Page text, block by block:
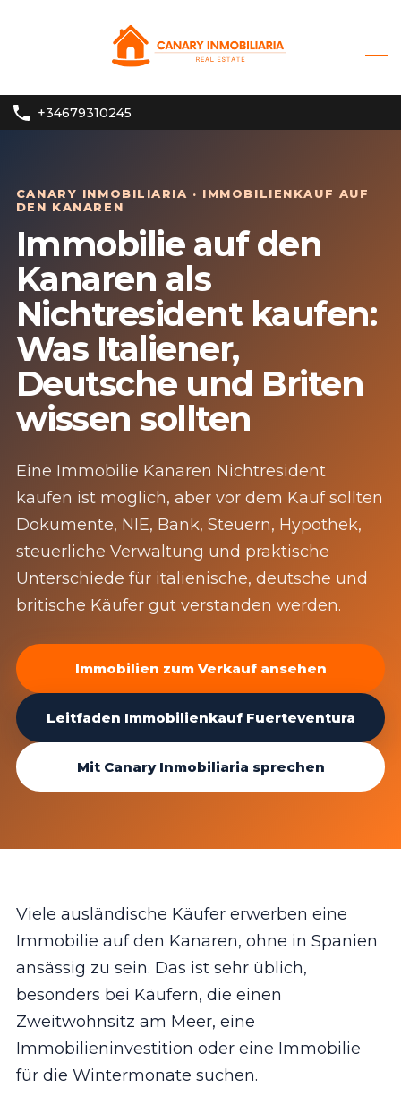
+34679310245
CANARY INMOBILIARIA · IMMOBILIENKAUF AUF
DEN KANAREN
Immobilie auf den
Kanaren als
Nichtresident kaufen:
Was Italiener,
Deutsche und Briten
wissen sollten
Eine Immobilie Kanaren Nichtresident
kaufen ist möglich, aber vor dem Kauf sollten
Dokumente, NIE, Bank, Steuern, Hypothek,
steuerliche Verwaltung und praktische
Unterschiede für italienische, deutsche und
britische Käufer gut verstanden werden.
Immobilien zum Verkauf ansehen
Leitfaden Immobilienkauf Fuerteventura
Mit Canary Inmobiliaria sprechen
Viele ausländische Käufer erwerben eine
Immobilie auf den Kanaren, ohne in Spanien
ansässig zu sein. Das ist sehr üblich,
besonders bei Käufern, die einen
Zweitwohnsitz am Meer, eine
Immobilieninvestition oder eine Immobilie
für die Wintermonate suchen.